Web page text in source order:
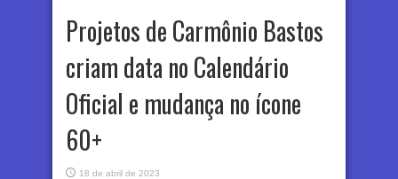
Projetos de Carmônio Bastos
criam data no Calendário
Oficial e mudança no ícone
60+
18 de abril de 2023